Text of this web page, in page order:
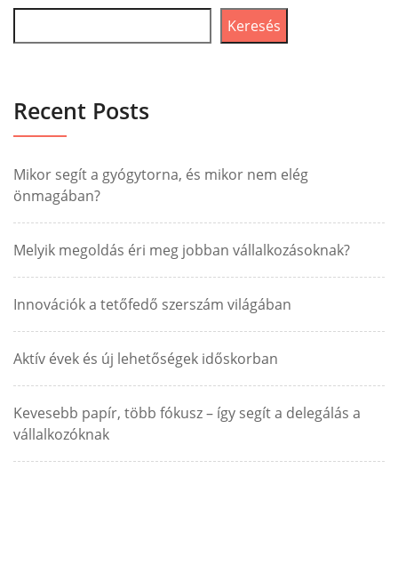
Keresés
Recent Posts
Mikor segít a gyógytorna, és mikor nem elég
önmagában?
Melyik megoldás éri meg jobban vállalkozásoknak?
Innovációk a tetőfedő szerszám világában
Aktív évek és új lehetőségek időskorban
Kevesebb papír, több fókusz – így segít a delegálás a
vállalkozóknak